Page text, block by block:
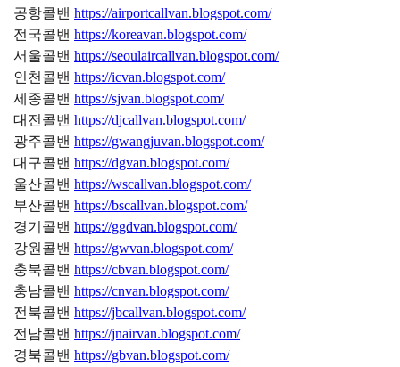
공항콜밴https://airportcallvan.blogspot.com/
전국콜밴https://koreavan.blogspot.com/
서울콜밴https://seoulaircallvan.blogspot.com/
인천콜밴https://icvan.blogspot.com/
세종콜밴https://sjvan.blogspot.com/
대전콜밴https://djcallvan.blogspot.com/
광주콜밴https://gwangjuvan.blogspot.com/
대구콜밴https://dgvan.blogspot.com/
울산콜밴https://wscallvan.blogspot.com/
부산콜밴https://bscallvan.blogspot.com/
경기콜밴https://ggdvan.blogspot.com/
강원콜밴https://gwvan.blogspot.com/
충북콜밴https://cbvan.blogspot.com/
충남콜밴https://cnvan.blogspot.com/
전북콜밴https://jbcallvan.blogspot.com/
전남콜밴https://jnairvan.blogspot.com/
경북콜밴https://gbvan.blogspot.com/